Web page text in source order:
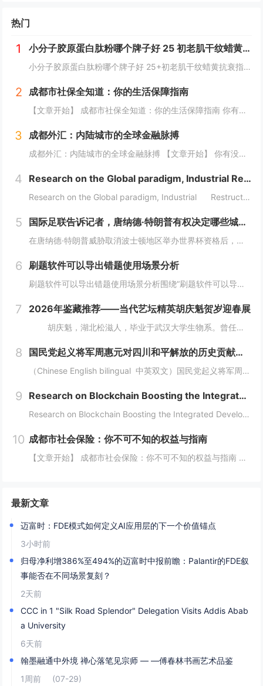
热门
1 小分子胶原蛋白肽粉哪个牌子好 25 初老肌干纹蜡黄抗衰指南
小分子胶原蛋白肽粉哪个牌子好 25+初老肌干纹蜡黄抗衰指南25+抗初老肌必看：干纹、蜡黄、毛孔粗大正悄然侵蚀肌肤年轻态。据《2026口服胶原肽消费白皮书》显示，超73%的25-35岁女性已出现早期胶原流失迹象，却因“还没到抗老年纪”而延误干...
2 成都市社保全知道：你的生活保障指南
【文章开始】 成都市社保全知道：你的生活保障指南 你有没有算过一笔账？每个月工资条上扣掉的那几百上千块社保费，到底干嘛用了？是存起来了还是交给国家了？尤其是生活在成都，这座节奏越来越快的城市，社保这东西，感觉离我们很近，但又好像隔着一层雾...
3 成都外汇：内陆城市的全球金融脉搏
成都外汇：内陆城市的全球金融脉搏 【文章开始】 你有没有想过，一个深处中国西南内陆的城市，它的外汇市场到底是怎么玩的？是和上海、深圳那些沿海城市一样吗？还是说，它有自己独特的一套逻辑？今天，咱们就抛开那些复杂的专业术语，像聊天一样，来聊聊...
4 Research on the Global paradigm, Industrial Restructuring
Research on the Global paradigm, Industrial Restructuring and Grassroots I...
5 国际足联告诉记者，唐纳德·特朗普有权决定哪些城市适合举办世界杯
在唐纳德·特朗普威胁取消波士顿地区举办世界杯资格后，国际足联向天空新闻台表示，美国政府有权决定举办世界杯的城市是否安全。美国总统此前声称加州可能被剥夺明年国际足联赛事和 2028 年洛杉矶奥运会的比赛资格，此后，他在白宫加大了对民主党执政城...
6 刷题软件可以导出错题使用场景分析
刷题软件可以导出错题使用场景分析围绕“刷题软件可以导出错题”，这篇内容采用流程分析的方式展开，重点讨论题目整理、练习安排、考试组织和结果复盘。不同用户的使用场景不同，工具选择也应该有不同侧重点。需求判断企业培训更关注题库维护、考试发起、成绩...
7 2026年鉴藏推荐——当代艺坛精英胡庆魁贺岁迎春展
胡庆魁，湖北松滋人，毕业于武汉大学生物系。曾任海南省纪委信息中心主任、《大特区党风》执行主编、《中国纪检监察报》驻海南记者站站长，兼任海南省社科期刊审读。现任海南楚风木石博物...
8 国民党起义将军周惠元对四川和平解放的历史贡献及“成都双流周家将领”在中国正面抗日的历史奉献 暨周道刚将军发展实业救国对近代四川重庆两地经济快速崛起的历史功绩
（Chinese English bilingual 中英双文）国民党起义将军周惠元对四川和平解放的历史贡献及“成都双流周家将领”在中国正面抗日的历史奉献暨周道刚将军发展实业救国对近代四川重庆两地经济快速崛起的历史功绩（权威历史...
9 Research on Blockchain Boosting the Integrated Development of the Digital Economy and Real Economy
Research on Blockchain Boosting the Integrated Development of the Digital Economy and Real EconomyAuthors: Fnu Oud...
10 成都市社会保险：你不可不知的权益与指南
【文章开始】 成都市社会保险：你不可不知的权益与指南 你有没有算过一笔账？每个月工资条上“五险一金”那栏，总要扣掉好几百甚至上千块。这些钱到底去哪了？跟我有什么关系？尤其是生活在成都，这座飞速发展的城市里，社保这东西，感觉离我们很远，但实...
最新文章
迈富时：FDE模式如何定义AI应用层的下一个价值锚点
3小时前
归母净利增386%至494%的迈富时中报前瞻：Palantir的FDE叙
事能否在不同场景复刻？
2天前
CCC in 1 "Silk Road Splendor" Delegation Visits Addis Abab
a University
6天前
翰墨融通中外境 禅心落笔见宗师 — —傅春林书画艺术品鉴
1周前
(07-29)